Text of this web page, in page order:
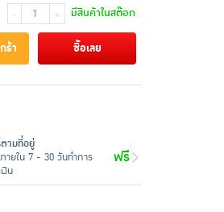
- + มีสินค้าในสต๊อก
ร้า ซื้อเลย
ามที่อยู่
ายใน 7 - 30 วันทำการ
งิน
ฟรี